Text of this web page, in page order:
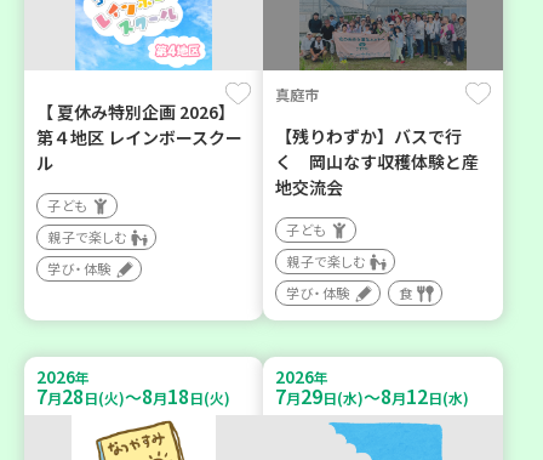
【 夏休み特別企画 2026】
第４地区 レインボースクー
ル
子ども
親子で楽しむ
学び・体験
真庭市
【残りわずか】バスで行
く 岡山なす収穫体験と産
地交流会
子ども
親子で楽しむ
学び・体験
食
2026年
7月28日(火)～8月18日(火)
2026年
7月29日(水)～8月12日(水)